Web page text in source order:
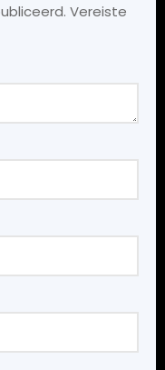
Vereiste